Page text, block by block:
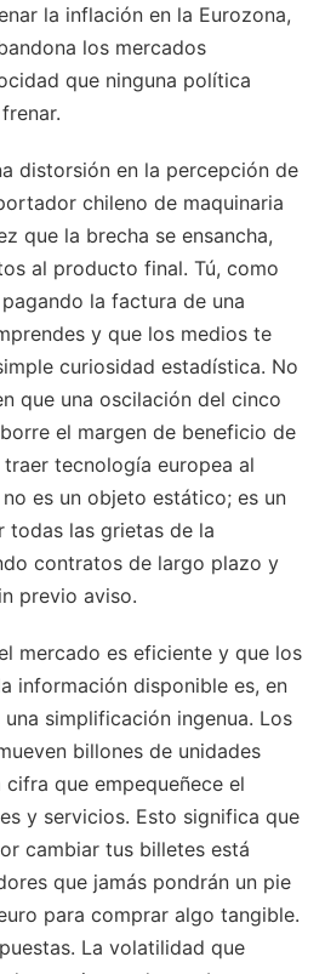
la inflación en la Eurozona,
los mercados
que ninguna política
distorsión en la percepción de
chileno de maquinaria
que la brecha se ensancha,
al producto final. Tú, como
la factura de una
y que los medios te
curiosidad estadística. No
que una oscilación del cinco
el margen de beneficio de
tecnología europea al
es un objeto estático; es un
las grietas de la
contratos de largo plazo y
previo aviso.
mercado es eficiente y que los
información disponible es, en
simplificación ingenua. Los
billones de unidades
que empequeñece el
y servicios. Esto significa que
cambiar tus billetes está
que jamás pondrán un pie
para comprar algo tangible.
La volatilidad que